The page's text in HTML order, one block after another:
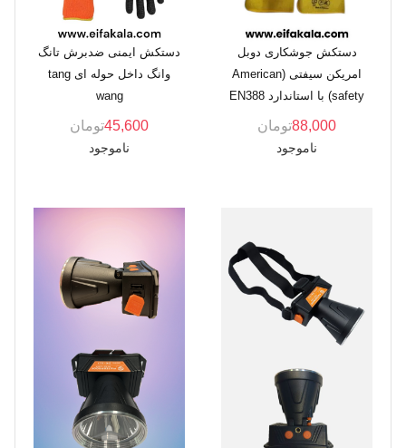
دستکش جوشکاری دوبل
امریکن سیفتی (American
safety) با استاندارد EN388
88,000تومان
ناموجود
دستکش ایمنی ضدبرش تانگ
وانگ داخل حوله ای tang
wang
45,600تومان
ناموجود